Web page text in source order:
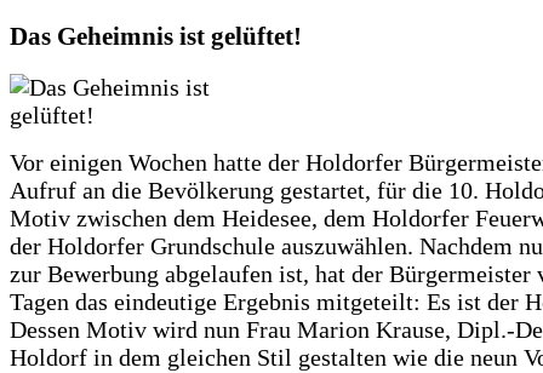
Das Geheimnis ist gelüftet!
Vor einigen Wochen hatte der Holdorfer
Aufruf an die Bevölkerung gestartet, für die 10.
Motiv zwischen dem Heidesee, dem Holdorfer
der Holdorfer Grundschule auszuwählen. Nachdem
zur Bewerbung abgelaufen ist, hat der Bürgermeister
Tagen das eindeutige Ergebnis mitgeteilt: Es ist der
Dessen Motiv wird nun Frau Marion Krause, Dipl.-
Holdorf in dem gleichen Stil gestalten wie die neun